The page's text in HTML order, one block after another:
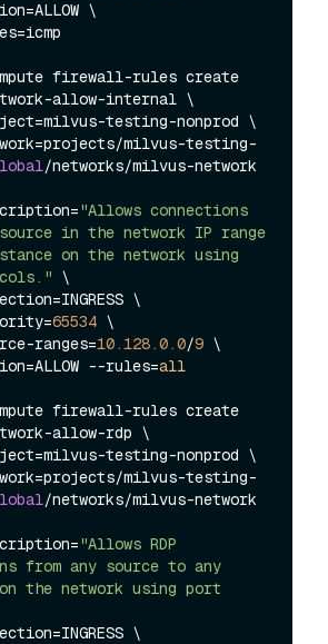
firewall-rules create
allow-internal \
/networks/milvus-network
"Allows connections
in the network IP range
on the network using
\
65534 \
ranges=
10.128.0.0/9 \
--rules=
all
firewall-rules create
allow-rdp \
/networks/milvus-network
"Allows RDP
from any source to any
the network using port